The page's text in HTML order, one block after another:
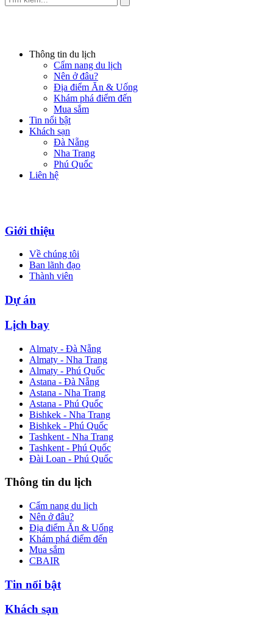
Thông tin du lịch
Cẩm nang du lịch
Nên ở đâu?
Địa điểm Ăn & Uống
Khám phá điểm đến
Mua sắm
Tin nổi bật
Khách sạn
Đà Nẵng
Nha Trang
Phú Quốc
Liên hệ
Giới thiệu
Về chúng tôi
Ban lãnh đạo
Thành viên
Dự án
Lịch bay
Almaty - Đà Nẵng
Almaty - Nha Trang
Almaty - Phú Quốc
Astana - Đà Nẵng
Astana - Nha Trang
Astana - Phú Quốc
Bishkek - Nha Trang
Bishkek - Phú Quốc
Tashkent - Nha Trang
Tashkent - Phú Quốc
Đài Loan - Phú Quốc
Thông tin du lịch
Cẩm nang du lịch
Nên ở đâu?
Địa điểm Ăn & Uống
Khám phá điểm đến
Mua sắm
CBAIR
Tin nổi bật
Khách sạn